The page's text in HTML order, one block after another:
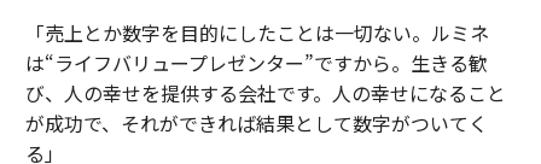
「売上とか数字を目的にしたことは一切ない。ルミネ
は“ライフバリュープレゼンター”ですから。生きる歓
び、人の幸せを提供する会社です。人の幸せになること
が成功で、それができれば結果として数字がついてく
る」